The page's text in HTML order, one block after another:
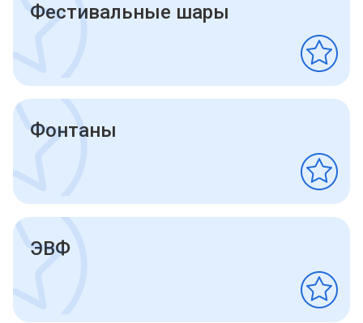
Фестивальные шары
Фонтаны
ЭВФ